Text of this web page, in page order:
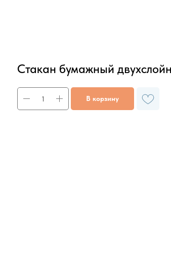
Стакан бумажный
В корзину